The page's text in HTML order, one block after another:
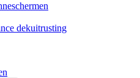
dekuitrusting